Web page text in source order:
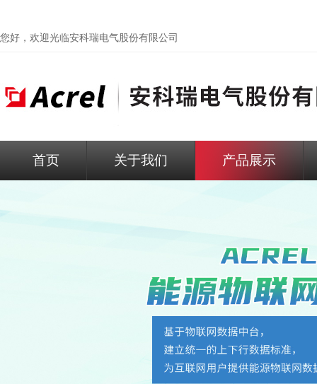
您好，欢迎光临安科瑞电气股份有限公司
首页 关于我们 产品展示